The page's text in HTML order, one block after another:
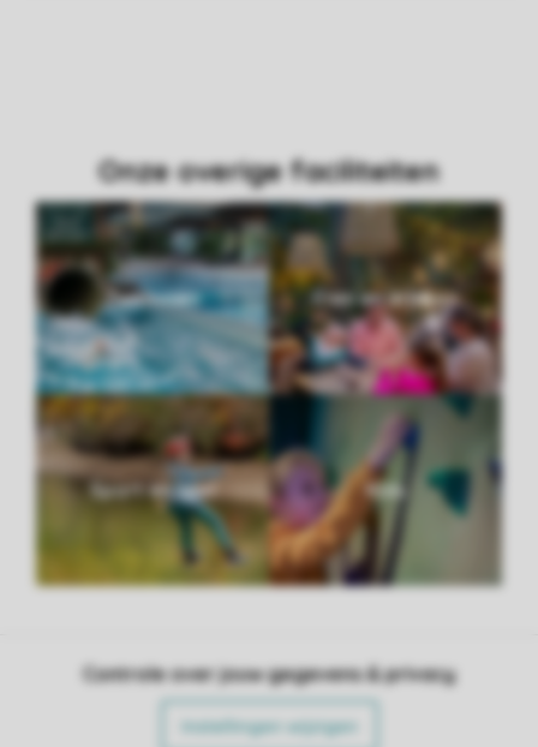
Onze overige faciliteiten
Zwemmen Eten en drinken
Sport en spel Kids
Controle over jouw gegevens & privacy
Instellingen wijzigen